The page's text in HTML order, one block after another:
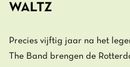
WALTZ
Precies vijftig jaar na het
The Band brengen de